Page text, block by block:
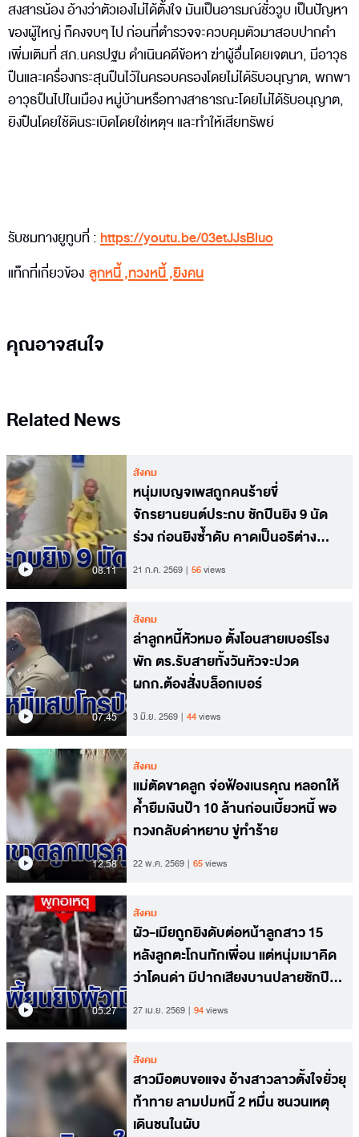
สงสารน้อง อ้างว่าตัวเองไม่ได้ตั้งใจ มันเป็นอารมณ์ชั่ววูบ เป็นปัญหา
ของผู้ใหญ่ ก็คงจบๆ ไป ก่อนที่ตำรวจจะควบคุมตัวมาสอบปากคำ
เพิ่มเติมที่ สภ.นครปฐม ดำเนินคดีข้อหา ฆ่าผู้อื่นโดยเจตนา, มีอาวุธ
ปืนและเครื่องกระสุนปืนไว้ในครอบครองโดยไม่ได้รับอนุญาต, พกพา
อาวุธปืนไปในเมือง หมู่บ้านหรือทางสาธารณะโดยไม่ได้รับอนุญาต,
ยิงปืนโดยใช้ดินระเบิดโดยใช่เหตุฯ และทำให้เสียทรัพย์
รับชมทางยูทูบที่ : https://youtu.be/03etJJsBluo
แท็กที่เกี่ยวข้อง ลูกหนี้,ทวงหนี้,ยิงคน
คุณอาจสนใจ
Related News
08.11
สังคม
หนุ่มเบญจเพสถูกคนร้ายขี่
จักรยานยนต์ประกบ ชักปืนยิง 9 นัด
ร่วง ก่อนยิงซ้ำดับ คาดเป็นอริต่าง
21 ก.ค. 2569 56views
07.45
สังคม
ล่าลูกหนี้หัวหมอ ตั้งโอนสายเบอร์โรง
พัก ตร.รับสายทั้งวันหัวจะปวด
ผกก.ต้องสั่งบล็อกเบอร์
3 มิ.ย. 2569 44views
12.58
สังคม
แม่ตัดขาดลูก จ่อฟ้องเนรคุณ หลอกให้
ค้ำยืมเงินป้า 10 ล้านก่อนเบี้ยวหนี้ พอ
ทวงกลับด่าหยาบ ขู่ทำร้าย
22 พ.ค. 2569 65views
05.27
สังคม
ผัว-เมียถูกยิงดับต่อหน้าลูกสาว 15
หลังลูกตะโกนทักเพื่อน แต่หนุ่มเมาคิด
ว่าโดนด่า มีปากเสียงบานปลายชักปืน
27 เม.ย. 2569 94views
สังคม
สาวมือตบขอแจง อ้างสาวลาวตั้งใจยั่วยุ
ท้าทาย ลามปมหนี้ 2 หมื่น ชนวนเหตุ
เดินชนในผับ